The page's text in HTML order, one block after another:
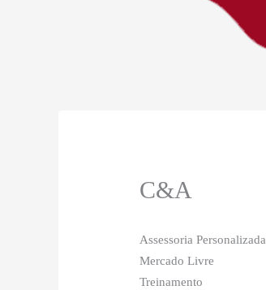
C&A
Assessoria Personalizada
Mercado Livre
Treinamento